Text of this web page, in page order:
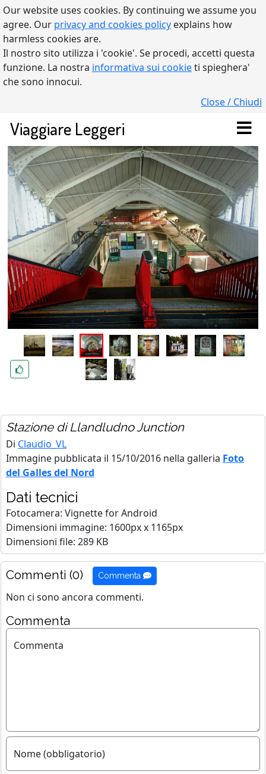
Our website uses cookies. By continuing we assume you
agree. Our privacy and cookies policy explains how
harmless cookies are.
Il nostro sito utilizza i 'cookie'. Se procedi, accetti questa
funzione. La nostra informativa sui cookieti spieghera'
che sono innocui.
Close / Chiudi
Viaggiare Leggeri
Stazione di Llandludno Junction
Di Claudio_VL
Immagine pubblicata il 15/10/2016 nella galleria Foto
del Galles del Nord
Dati tecnici
Fotocamera: Vignette for Android
Dimensioni immagine: 1600px x 1165px
Dimensioni file: 289 KB
Commenti (0) Commenta
Non ci sono ancora commenti.
Commenta
Commenta
Nome (obbligatorio)